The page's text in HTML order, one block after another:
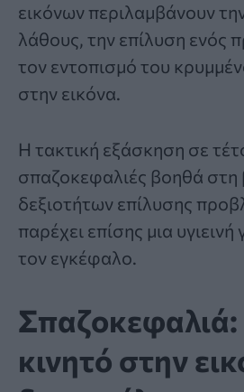
εικόνων περιλαμβάνουν
λάθους, την επίλυση ενός
τον εντοπισμό του
στην εικόνα.
Η τακτική εξάσκηση σε
σπαζοκεφαλιές βοηθά στη
δεξιοτήτων επίλυσης
παρέχει επίσης μια υγιεινή
τον εγκέφαλο.
Σπαζοκεφαλιά:
κινητό στην